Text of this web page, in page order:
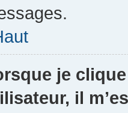
je
il